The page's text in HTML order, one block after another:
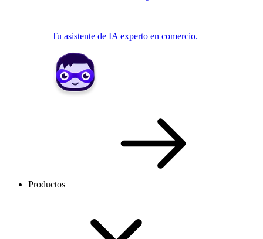
Tu asistente de IA experto en comercio.
Productos